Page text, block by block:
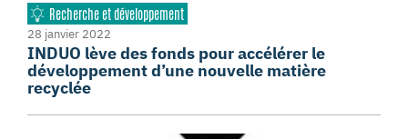
Recherche et développement
28 janvier 2022
INDUO lève des fonds pour accélérer le
développement d’une nouvelle matière
recyclée